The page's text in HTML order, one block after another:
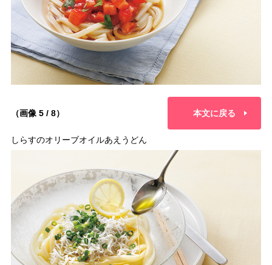
（画像 5 / 8） 本文に戻る
しらすのオリーブオイルあえうどん